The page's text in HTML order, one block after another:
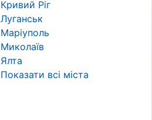
Кривий Ріг
Луганськ
Маріуполь
Миколаїв
Ялта
Показати всі міста